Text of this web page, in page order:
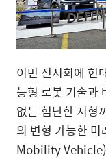
이번 전시회에 현
능형 로봇 기술과
없는 험난한 지형
의 변형 가능한
Mobility Vehicle)